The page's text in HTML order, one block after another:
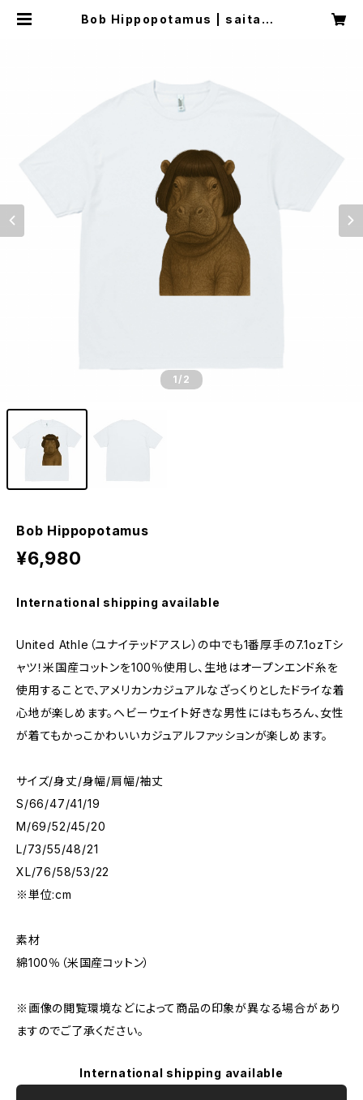
Bob Hippopotamus | saitama
1/2
Bob Hippopotamus
¥6,980
International shipping available
United Athle（ユナイテッドアスレ）の中でも1番厚手の7.1ozTシ
ャツ！米国産コットンを100％使用し、生地はオープンエンド糸を
使用することで、アメリカンカジュアルなざっくりとしたドライな着
心地が楽しめます。ヘビーウェイト好きな男性にはもちろん、女性
が着てもかっこかわいいカジュアルファッションが楽しめます。
サイズ/身丈/身幅/肩幅/袖丈
S/66/47/41/19
M/69/52/45/20
L/73/55/48/21
XL/76/58/53/22
※単位:cm
素材
綿100％（米国産コットン）
※画像の閲覧環境などによって商品の印象が異なる場合があり
ますのでご了承ください。
International shipping available